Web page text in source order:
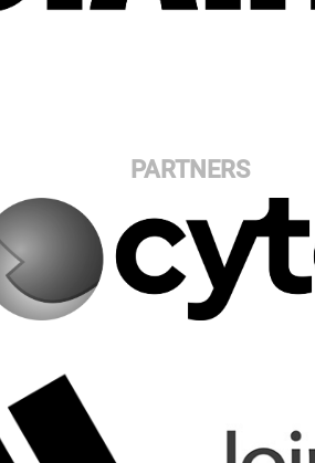
PARTNERS